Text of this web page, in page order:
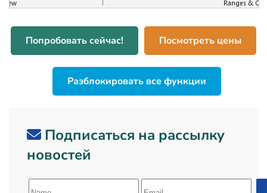
Попробовать сейчас! Посмотреть цены
Разблокировать все функции
Подписаться на рассылку
новостей